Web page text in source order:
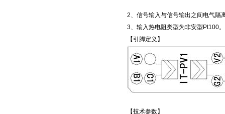
2、信号输入与信号输出之间电气隔
3、输入热电阻类型为非安型Pt100。
【引脚定义】
【技术参数】